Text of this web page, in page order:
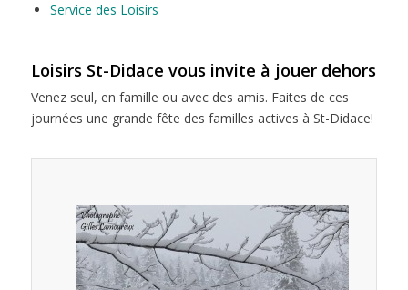
Service des Loisirs
Loisirs St-Didace vous invite à jouer dehors
Venez seul, en famille ou avec des amis. Faites de ces
journées une grande fête des familles actives à St-Didace!